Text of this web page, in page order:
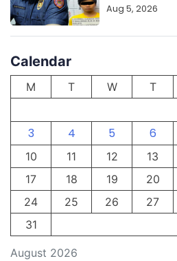
Aug 5, 2026
Calendar
August 2026
M T W T
3
4 5 6
10
11 12 13
17
18 19 20
24
25 26 27
31